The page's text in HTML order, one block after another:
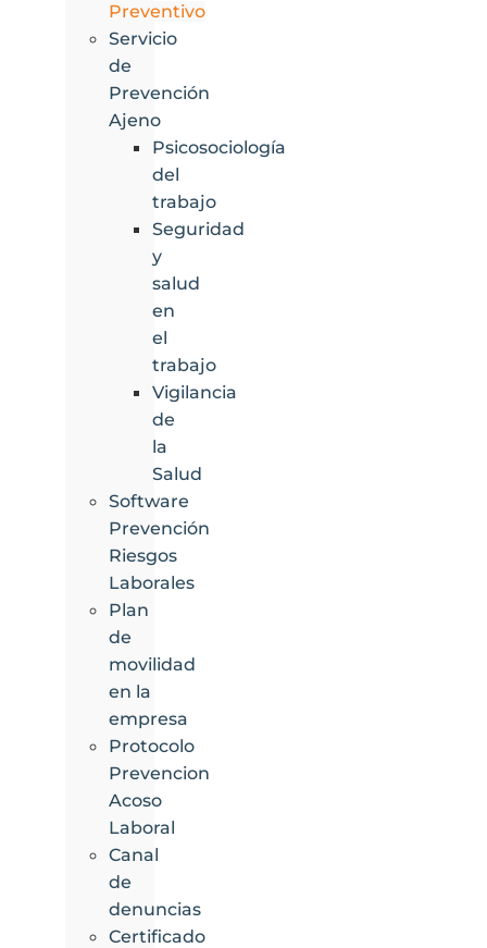
Preventivo
Servicio
de
Prevención
Ajeno
Psicosociología
del
trabajo
Seguridad
y
salud
en
el
trabajo
Vigilancia
de
la
Salud
Software
Prevención
Riesgos
Laborales
Plan
de
movilidad
en la
empresa
Protocolo
Prevencion
Acoso
Laboral
Canal
de
denuncias
Certificado